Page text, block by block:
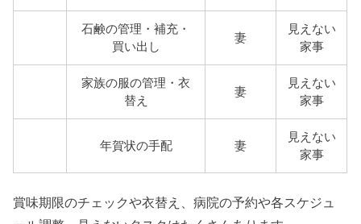
石鹸の管理・補充・
買い出し
妻
見えない
家事
家族の服の管理・衣
替え
妻
見えない
家事
年賀状の手配 妻
見えない
家事
賞味期限のチェックや衣替え、病院の予約や各スケジュ